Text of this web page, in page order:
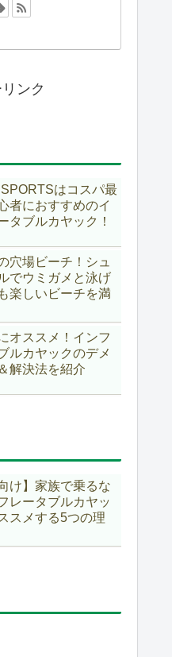
ンク
はコスパ最
者におすすめのイ
タブルカヤック！
穴場ビーチ！シュ
でウミガメと泳げ
楽しいビーチを満
オススメ！インフ
ルカヤックのデメ
解決法を紹介
け】家族で乗るな
レータブルカヤッ
スメする5つの理